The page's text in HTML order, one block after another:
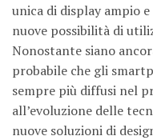
unica di display ampio
nuove possibilità di
Nonostante siano
probabile che gli
sempre più diffusi nel
all’evoluzione delle
nuove soluzioni di